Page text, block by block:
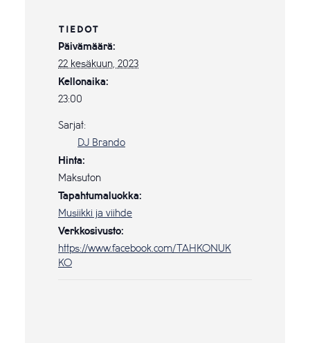
TIEDOT
Päivämäärä:
22 kesäkuun, 2023
Kellonaika:
23:00
Sarjat:
DJ Brando
Hinta:
Maksuton
Tapahtumaluokka:
Musiikki ja viihde
Verkkosivusto:
https://www.facebook.com/TAHKONUK
KO